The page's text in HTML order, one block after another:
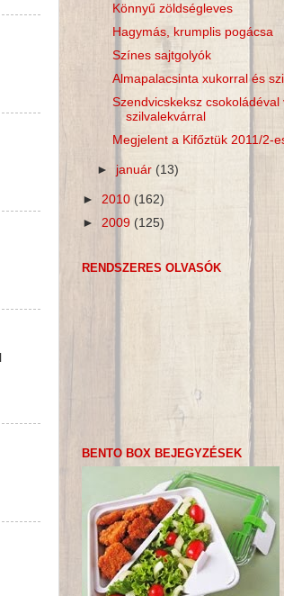
Könnyű zöldségleves
Hagymás, krumplis pogácsa
Színes sajtgolyók
Almapalacsinta xukorral és
Szendvicskeksz csokoládéval
szilvalekvárral
Megjelent a Kifőztük 2011/2-
► január(13)
► 2010 (162)
► 2009 (125)
RENDSZERES OLVASÓK
BENTO BOX BEJEGYZÉSEK